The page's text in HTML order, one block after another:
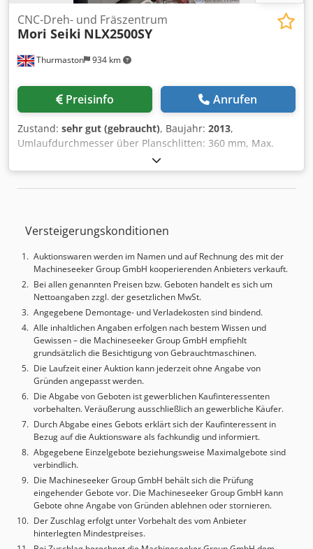
Thurmaston 934 km
CNC-Dreh- und Fräszentrum
Mori Seiki NLX2500SY
Preisinfo Anrufen
Zustand: sehr gut (gebraucht), Baujahr: 2013,
Umlaufdurchmesser über Planschlitten: 360 mm, Max.
Drehdurchmesser: 366 mm, Max. Drehlänge: 705 mm,
Stangendurchlass: 80 mm, Spindeldrehzahl: 4.000 U/min,
Fräsgeschwindigkeit: 10.000 U/min, Hauptspindelleistung:
mit Werkzeugmesssystem, Späneförderer, 3-Backen-Futter,
Versteigerungskonditionen
Auktionswaren werden im Namen und auf Rechnung des mit der
Machineseeker Group GmbH kooperierenden Anbieters verkauft.
Bei allen genannten Preisen bzw. Geboten handelt es sich um
Nettoangaben zzgl. der gesetzlichen MwSt.
Angegebene Demontage- und Verladekosten sind bindend.
Alle inhaltlichen Angaben erfolgen nach bestem Wissen und
Gewissen – die Machineseeker Group GmbH empfiehlt
grundsätzlich die Besichtigung von Gebrauchtmaschinen.
Die Laufzeit einer Auktion kann jederzeit ohne Angabe von
Gründen angepasst werden.
Die Abgabe von Geboten ist gewerblichen Kaufinteressenten
vorbehalten. Veräußerung ausschließlich an gewerbliche Käufer.
Durch Abgabe eines Gebots erklärt sich der Kaufinteressent in
Bezug auf die Auktionsware als fachkundig und informiert.
Abgegebene Einzelgebote beziehungsweise Maximalgebote sind
verbindlich.
Die Machineseeker Group GmbH behält sich die Prüfung
eingehender Gebote vor. Die Machineseeker Group GmbH kann
Gebote ohne Angabe von Gründen ablehnen oder stornieren.
Der Zuschlag erfolgt unter Vorbehalt des vom Anbieter
hinterlegten Mindestpreises.